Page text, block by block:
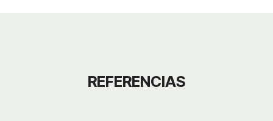
REFERENCIAS